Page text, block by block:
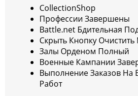
CollectionShop
Профессии Завершены
Battle.net Бдительная
Скрыть Кнопку
Залы Орденом Полный
Военные Кампании
Выполнение Заказов На
Работ